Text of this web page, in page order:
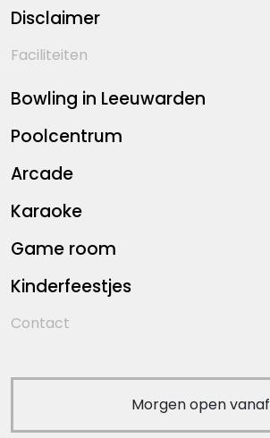
Disclaimer
Faciliteiten
Bowling in Leeuwarden
Poolcentrum
Arcade
Karaoke
Game room
Kinderfeestjes
Contact
Morgen open vanaf